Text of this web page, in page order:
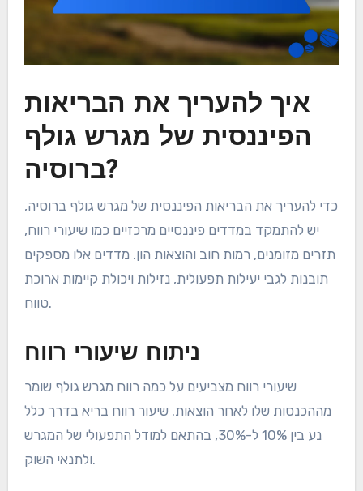
איך להעריך את הבריאות
הפיננסית של מגרש גולף
ברוסיה?
כדי להעריך את הבריאות הפיננסית של מגרש גולף ברוסיה,
יש להתמקד במדדים פיננסיים מרכזיים כמו שיעורי רווח,
תזרים מזומנים, רמות חוב והוצאות הון. מדדים אלו מספקים
תובנות לגבי יעילות תפעולית, נזילות ויכולת קיימות ארוכת
טווח.
ניתוח שיעורי רווח
שיעורי רווח מצביעים על כמה רווח מגרש גולף שומר
מההכנסות שלו לאחר הוצאות. שיעור רווח בריא בדרך כלל
נע בין 10% ל-30%, בהתאם למודל התפעולי של המגרש
ולתנאי השוק.